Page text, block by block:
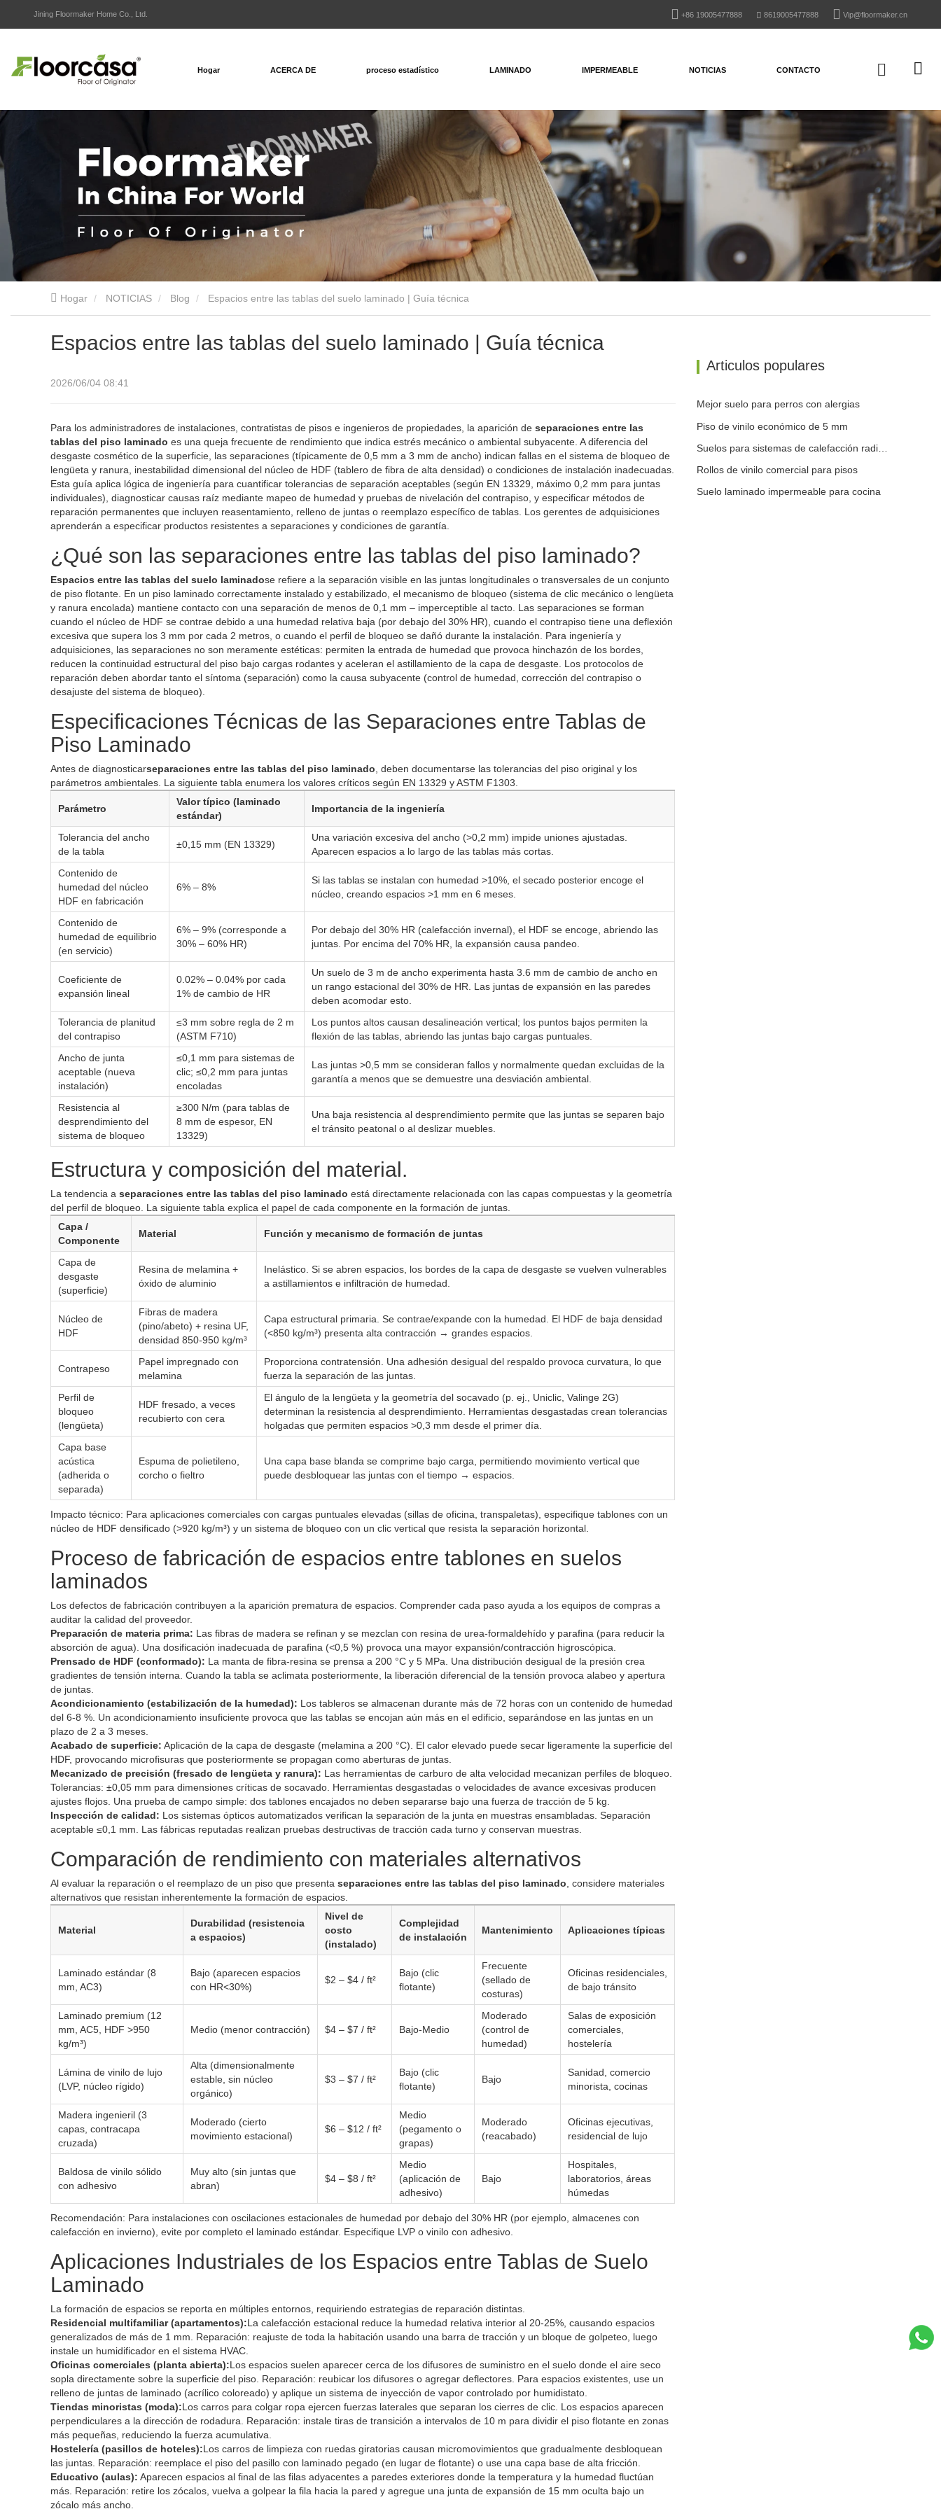
Jining Floormaker Home Co., Ltd. +86 19005477888 8619005477888 Vip@floormaker.cn
Hogar ACERCA DE proceso estadístico LAMINADO IMPERMEABLE NOTICIAS CONTACTO
Hogar NOTICIAS Blog Espacios entre las tablas del suelo laminado | Guía técnica
Espacios entre las tablas del suelo laminado | Guía técnica
2026/06/04 08:41
Para los administradores de instalaciones, contratistas de pisos e ingenieros de propiedades, la aparición de separaciones entre las
tablas del piso laminado es una queja frecuente de rendimiento que indica estrés mecánico o ambiental subyacente. A diferencia del
desgaste cosmético de la superficie, las separaciones (típicamente de 0,5 mm a 3 mm de ancho) indican fallas en el sistema de bloqueo de
lengüeta y ranura, inestabilidad dimensional del núcleo de HDF (tablero de fibra de alta densidad) o condiciones de instalación inadecuadas.
Esta guía aplica lógica de ingeniería para cuantificar tolerancias de separación aceptables (según EN 13329, máximo 0,2 mm para juntas
individuales), diagnosticar causas raíz mediante mapeo de humedad y pruebas de nivelación del contrapiso, y especificar métodos de
reparación permanentes que incluyen reasentamiento, relleno de juntas o reemplazo específico de tablas. Los gerentes de adquisiciones
aprenderán a especificar productos resistentes a separaciones y condiciones de garantía.
¿Qué son las separaciones entre las tablas del piso laminado?
Espacios entre las tablas del suelo laminadose refiere a la separación visible en las juntas longitudinales o transversales de un conjunto
de piso flotante. En un piso laminado correctamente instalado y estabilizado, el mecanismo de bloqueo (sistema de clic mecánico o lengüeta
y ranura encolada) mantiene contacto con una separación de menos de 0,1 mm – imperceptible al tacto. Las separaciones se forman
cuando el núcleo de HDF se contrae debido a una humedad relativa baja (por debajo del 30% HR), cuando el contrapiso tiene una deflexión
excesiva que supera los 3 mm por cada 2 metros, o cuando el perfil de bloqueo se dañó durante la instalación. Para ingeniería y
adquisiciones, las separaciones no son meramente estéticas: permiten la entrada de humedad que provoca hinchazón de los bordes,
reducen la continuidad estructural del piso bajo cargas rodantes y aceleran el astillamiento de la capa de desgaste. Los protocolos de
reparación deben abordar tanto el síntoma (separación) como la causa subyacente (control de humedad, corrección del contrapiso o
desajuste del sistema de bloqueo).
Especificaciones Técnicas de las Separaciones entre Tablas de
Piso Laminado
Antes de diagnosticarseparaciones entre las tablas del piso laminado , deben documentarse las tolerancias del piso original y los
parámetros ambientales. La siguiente tabla enumera los valores críticos según EN 13329 y ASTM F1303.
Parámetro
Valor típico (laminado
estándar)
Importancia de la ingeniería
Tolerancia del ancho
de la tabla
±0,15 mm (EN 13329)
Una variación excesiva del ancho (>0,2 mm) impide uniones ajustadas.
Aparecen espacios a lo largo de las tablas más cortas.
Contenido de
humedad del núcleo
HDF en fabricación
6% – 8%
Si las tablas se instalan con humedad >10%, el secado posterior encoge el
núcleo, creando espacios >1 mm en 6 meses.
Contenido de
humedad de equilibrio
(en servicio)
6% – 9% (corresponde a
30% – 60% HR)
Por debajo del 30% HR (calefacción invernal), el HDF se encoge, abriendo las
juntas. Por encima del 70% HR, la expansión causa pandeo.
Coeficiente de
expansión lineal
0.02% – 0.04% por cada
1% de cambio de HR
Un suelo de 3 m de ancho experimenta hasta 3.6 mm de cambio de ancho en
un rango estacional del 30% de HR. Las juntas de expansión en las paredes
deben acomodar esto.
Tolerancia de planitud
del contrapiso
≤3 mm sobre regla de 2 m
(ASTM F710)
Los puntos altos causan desalineación vertical; los puntos bajos permiten la
flexión de las tablas, abriendo las juntas bajo cargas puntuales.
Ancho de junta
aceptable (nueva
instalación)
≤0,1 mm para sistemas de
clic; ≤0,2 mm para juntas
encoladas
Las juntas >0,5 mm se consideran fallos y normalmente quedan excluidas de la
garantía a menos que se demuestre una desviación ambiental.
Resistencia al
desprendimiento del
sistema de bloqueo
≥300 N/m (para tablas de
8 mm de espesor, EN
13329)
Una baja resistencia al desprendimiento permite que las juntas se separen bajo
el tránsito peatonal o al deslizar muebles.
Estructura y composición del material.
La tendencia a separaciones entre las tablas del piso laminado está directamente relacionada con las capas compuestas y la geometría
del perfil de bloqueo. La siguiente tabla explica el papel de cada componente en la formación de juntas.
Capa /
Componente
Material Función y mecanismo de formación de juntas
Capa de
desgaste
(superficie)
Resina de melamina +
óxido de aluminio
Inelástico. Si se abren espacios, los bordes de la capa de desgaste se vuelven vulnerables
a astillamientos e infiltración de humedad.
Núcleo de
HDF
Fibras de madera
(pino/abeto) + resina UF,
densidad 850-950 kg/m³
Capa estructural primaria. Se contrae/expande con la humedad. El HDF de baja densidad
(<850 kg/m³) presenta alta contracción → grandes espacios.
Contrapeso
Papel impregnado con
melamina
Proporciona contratensión. Una adhesión desigual del respaldo provoca curvatura, lo que
fuerza la separación de las juntas.
Perfil de
bloqueo
(lengüeta)
HDF fresado, a veces
recubierto con cera
El ángulo de la lengüeta y la geometría del socavado (p. ej., Uniclic, Valinge 2G)
determinan la resistencia al desprendimiento. Herramientas desgastadas crean tolerancias
holgadas que permiten espacios >0,3 mm desde el primer día.
Capa base
acústica
(adherida o
separada)
Espuma de polietileno,
corcho o fieltro
Una capa base blanda se comprime bajo carga, permitiendo movimiento vertical que
puede desbloquear las juntas con el tiempo → espacios.
Impacto técnico: Para aplicaciones comerciales con cargas puntuales elevadas (sillas de oficina, transpaletas), especifique tablones con un
núcleo de HDF densificado (>920 kg/m³) y un sistema de bloqueo con un clic vertical que resista la separación horizontal.
Proceso de fabricación de espacios entre tablones en suelos
laminados
Los defectos de fabricación contribuyen a la aparición prematura de espacios. Comprender cada paso ayuda a los equipos de compras a
auditar la calidad del proveedor.
Preparación de materia prima: Las fibras de madera se refinan y se mezclan con resina de urea-formaldehído y parafina (para reducir la
absorción de agua). Una dosificación inadecuada de parafina (<0,5 %) provoca una mayor expansión/contracción higroscópica.
Prensado de HDF (conformado): La manta de fibra-resina se prensa a 200 °C y 5 MPa. Una distribución desigual de la presión crea
gradientes de tensión interna. Cuando la tabla se aclimata posteriormente, la liberación diferencial de la tensión provoca alabeo y apertura
de juntas.
Acondicionamiento (estabilización de la humedad): Los tableros se almacenan durante más de 72 horas con un contenido de humedad
del 6-8 %. Un acondicionamiento insuficiente provoca que las tablas se encojan aún más en el edificio, separándose en las juntas en un
plazo de 2 a 3 meses.
Acabado de superficie: Aplicación de la capa de desgaste (melamina a 200 °C). El calor elevado puede secar ligeramente la superficie del
HDF, provocando microfisuras que posteriormente se propagan como aberturas de juntas.
Mecanizado de precisión (fresado de lengüeta y ranura): Las herramientas de carburo de alta velocidad mecanizan perfiles de bloqueo.
Tolerancias: ±0,05 mm para dimensiones críticas de socavado. Herramientas desgastadas o velocidades de avance excesivas producen
ajustes flojos. Una prueba de campo simple: dos tablones encajados no deben separarse bajo una fuerza de tracción de 5 kg.
Inspección de calidad: Los sistemas ópticos automatizados verifican la separación de la junta en muestras ensambladas. Separación
aceptable ≤0,1 mm. Las fábricas reputadas realizan pruebas destructivas de tracción cada turno y conservan muestras.
Comparación de rendimiento con materiales alternativos
Al evaluar la reparación o el reemplazo de un piso que presenta separaciones entre las tablas del piso laminado , considere materiales
alternativos que resistan inherentemente la formación de espacios.
Material
Durabilidad (resistencia
a espacios)
Nivel de
costo
(instalado)
Complejidad
de instalación
Mantenimiento Aplicaciones típicas
Laminado estándar (8
mm, AC3)
Bajo (aparecen espacios
con HR<30%)
$2 – $4 / ft²
Bajo (clic
flotante)
Frecuente
(sellado de
costuras)
Oficinas residenciales,
de bajo tránsito
Laminado premium (12
mm, AC5, HDF >950
kg/m³)
Medio (menor contracción) $4 – $7 / ft² Bajo-Medio
Moderado
(control de
humedad)
Salas de exposición
comerciales,
hostelería
Lámina de vinilo de lujo
(LVP, núcleo rígido)
Alta (dimensionalmente
estable, sin núcleo
orgánico)
$3 – $7 / ft²
Bajo (clic
flotante)
Bajo
Sanidad, comercio
minorista, cocinas
Madera ingenieril (3
capas, contracapa
cruzada)
Moderado (cierto
movimiento estacional)
$6 – $12 / ft²
Medio
(pegamento o
grapas)
Moderado
(reacabado)
Oficinas ejecutivas,
residencial de lujo
Baldosa de vinilo sólido
con adhesivo
Muy alto (sin juntas que
abran)
$4 – $8 / ft²
Medio
(aplicación de
adhesivo)
Bajo
Hospitales,
laboratorios, áreas
húmedas
Recomendación: Para instalaciones con oscilaciones estacionales de humedad por debajo del 30% HR (por ejemplo, almacenes con
calefacción en invierno), evite por completo el laminado estándar. Especifique LVP o vinilo con adhesivo.
Aplicaciones Industriales de los Espacios entre Tablas de Suelo
Laminado
La formación de espacios se reporta en múltiples entornos, requiriendo estrategias de reparación distintas.
Residencial multifamiliar (apartamentos):La calefacción estacional reduce la humedad relativa interior al 20-25%, causando espacios
generalizados de más de 1 mm. Reparación: reajuste de toda la habitación usando una barra de tracción y un bloque de golpeteo, luego
instale un humidificador en el sistema HVAC.
Oficinas comerciales (planta abierta):Los espacios suelen aparecer cerca de los difusores de suministro en el suelo donde el aire seco
sopla directamente sobre la superficie del piso. Reparación: reubicar los difusores o agregar deflectores. Para espacios existentes, use un
relleno de juntas de laminado (acrílico coloreado) y aplique un sistema de inyección de vapor controlado por humidistato.
Tiendas minoristas (moda):Los carros para colgar ropa ejercen fuerzas laterales que separan los cierres de clic. Los espacios aparecen
perpendiculares a la dirección de rodadura. Reparación: instale tiras de transición a intervalos de 10 m para dividir el piso flotante en zonas
más pequeñas, reduciendo la fuerza acumulativa.
Hostelería (pasillos de hoteles):Los carros de limpieza con ruedas giratorias causan micromovimientos que gradualmente desbloquean
las juntas. Reparación: reemplace el piso del pasillo con laminado pegado (en lugar de flotante) o use una capa base de alta fricción.
Educativo (aulas): Aparecen espacios al final de las filas adyacentes a paredes exteriores donde la temperatura y la humedad fluctúan
más. Reparación: retire los zócalos, vuelva a golpear la fila hacia la pared y agregue una junta de expansión de 15 mm oculta bajo un
zócalo más ancho.
Articulos populares
Mejor suelo para perros con alergias
Piso de vinilo económico de 5 mm
Suelos para sistemas de calefacción radiante
Rollos de vinilo comercial para pisos
Suelo laminado impermeable para cocina